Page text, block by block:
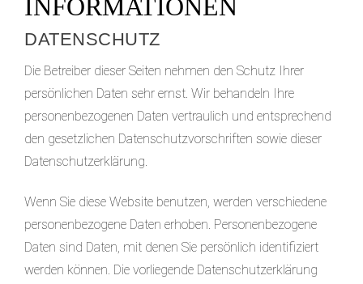
INFORMATIONEN
DATENSCHUTZ
Die Betreiber dieser Seiten nehmen den Schutz Ihrer
persönlichen Daten sehr ernst. Wir behandeln Ihre
personenbezogenen Daten vertraulich und entsprechend
den gesetzlichen Datenschutzvorschriften sowie dieser
Datenschutzerklärung.
Wenn Sie diese Website benutzen, werden verschiedene
personenbezogene Daten erhoben. Personenbezogene
Daten sind Daten, mit denen Sie persönlich identifiziert
werden können. Die vorliegende Datenschutzerklärung